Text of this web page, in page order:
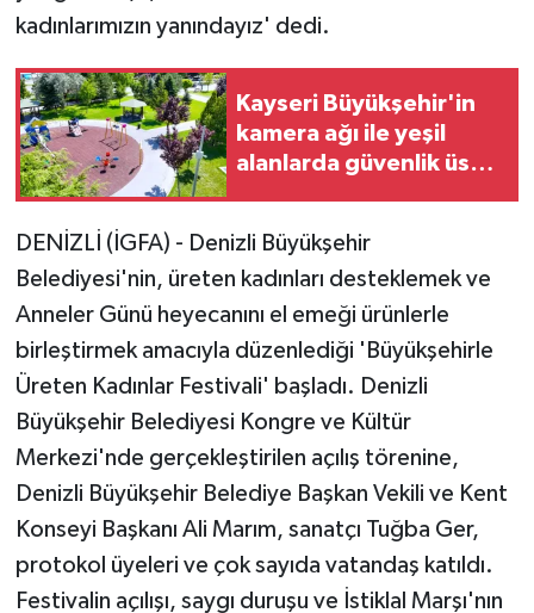
kadınlarımızın yanındayız' dedi.
Kayseri Büyükşehir'in
kamera ağı ile yeşil
alanlarda güvenlik üst
DENİZLİ (İGFA) - Denizli Büyükşehir
Belediyesi'nin, üreten kadınları desteklemek ve
Anneler Günü heyecanını el emeği ürünlerle
birleştirmek amacıyla düzenlediği 'Büyükşehirle
Üreten Kadınlar Festivali' başladı. Denizli
Büyükşehir Belediyesi Kongre ve Kültür
Merkezi'nde gerçekleştirilen açılış törenine,
Denizli Büyükşehir Belediye Başkan Vekili ve Kent
Konseyi Başkanı Ali Marım, sanatçı Tuğba Ger,
protokol üyeleri ve çok sayıda vatandaş katıldı.
Festivalin açılışı, saygı duruşu ve İstiklal Marşı'nın